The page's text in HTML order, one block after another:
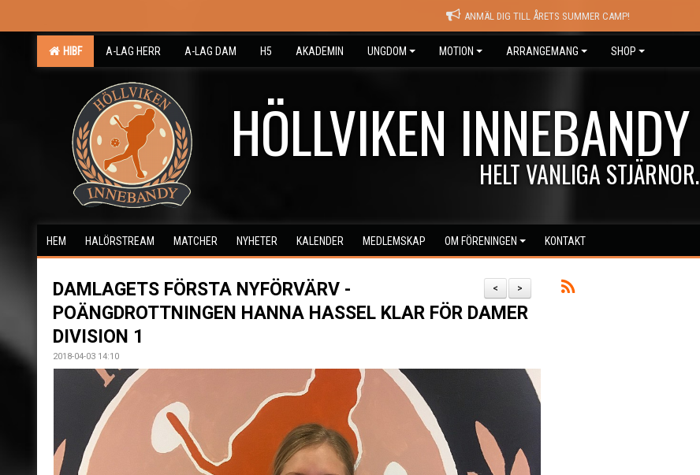
ANMÄL DIG TILL ÅRETS SUMMER CAMP!
HIBF A-LAG HERR A-LAG DAM H5 AKADEMIN UNGDOM MOTION ARRANGEMANG SHOP
HÖLLVIKEN INNEBANDY
HELT VANLIGA STJÄRNOR.
HEM HALÖRSTREAM MATCHER NYHETER KALENDER MEDLEMSKAP OM FÖRENINGEN KONTAKT
>
<
DAMLAGETS FÖRSTA NYFÖRVÄRV -
POÄNGDROTTNINGEN HANNA HASSEL KLAR FÖR DAMER
DIVISION 1
2018-04-03 14:10